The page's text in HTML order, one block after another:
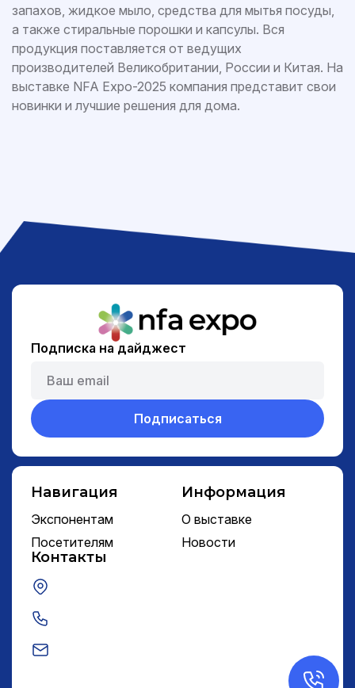
запахов, жидкое мыло, средства для мытья посуды,
а также стиральные порошки и капсулы. Вся
продукция поставляется от ведущих
производителей Великобритании, России и Китая. На
выставке NFA Expo-2025 компания представит свои
новинки и лучшие решения для дома.
Подписка на дайджест
Подписаться
Навигация
Экспонентам
Посетителям
Информация
О выставке
Новости
Контакты